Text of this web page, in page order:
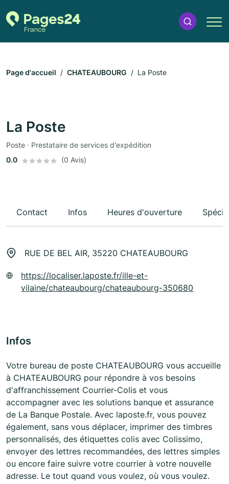
Page d'accueil CHATEAUBOURG La Poste
La Poste
Poste · Prestataire de services d'expédition
0.0
(0 Avis)
Contact Infos Heures d'ouverture
RUE DE BEL AIR, 35220 CHATEAUBOURG
https://localiser.laposte.fr/ille-et-
vilaine/chateaubourg/chateaubourg-350680
Infos
Votre bureau de poste CHATEAUBOURG vous accueille
à CHATEAUBOURG pour répondre à vos besoins
d'affranchissement Courrier-Colis et vous
accompagner avec les solutions banque et assurance
de La Banque Postale. Avec laposte.fr, vous pouvez
également, sans vous déplacer, imprimer des timbres
personnalisés, des étiquettes colis avec Colissimo,
envoyer des lettres recommandées, des lettres simples
ou encore faire suivre votre courrier à votre nouvelle
adresse. Le tout quand vous voulez, où vous voulez.